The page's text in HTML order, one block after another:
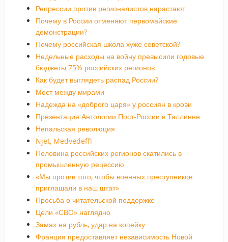
Репрессии против регионалистов нарастают
Почему в России отменяют первомайские
демонстрации?
Почему российская школа хуже советской?
Недельные расходы на войну превысили годовые
бюджеты 75% российских регионов
Как будет выглядеть распад России?
Мост между мирами
Надежда на «доброго царя» у россиян в крови
Презентация Антологии Пост-России в Таллинне
Непальская революция
Njet, Medvedeff!
Половина российских регионов скатились в
промышленную рецессию
«Мы против того, чтобы военных преступников
приглашали в наш штат»
Просьба о читательской поддержке
Цели «СВО» наглядно
Замах на рубль, удар на копейку
Франция предоставляет независимость Новой